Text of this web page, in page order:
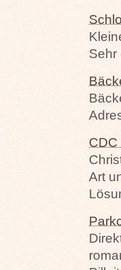
Sehr
CDC
Art